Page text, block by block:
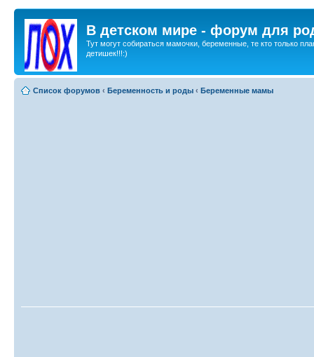
В детском мире - форум для
Тут могут собираться мамочки, беременные, те кто только
детишек!!!:)
Список форумов ‹ Беременность и роды ‹ Беременные мамы